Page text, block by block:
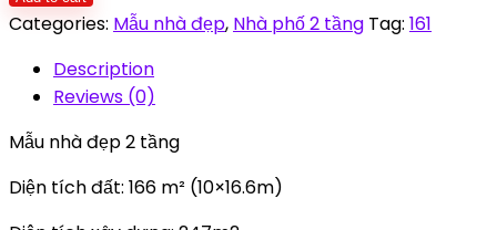
đẹp
tầng
XC2-
11623
Categories: Mẫu nhà đẹp, Nhà phố 2 tầng Tag: 161
Description
Reviews (0)
Mẫu nhà đẹp 2 tầng
Diện tích đất: 166 m² (10×16.6m)